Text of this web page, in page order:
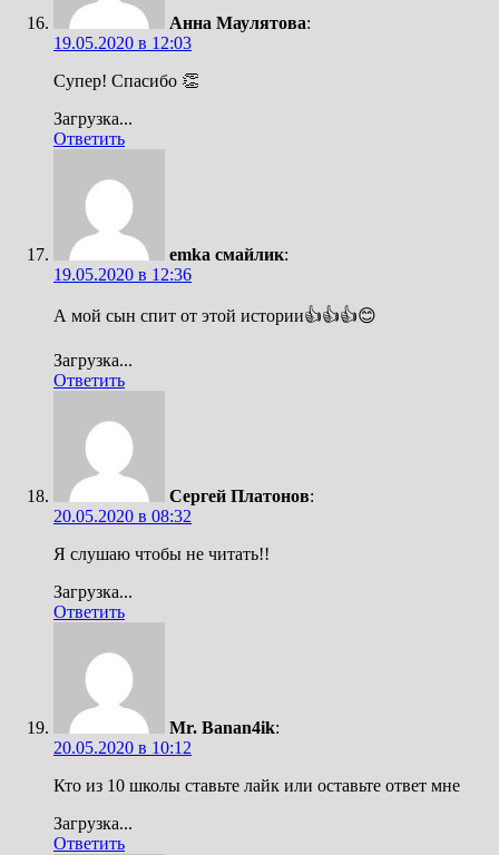
Анна Маулятова:
19.05.2020 в 12:03
Супер! Спасибо 👏
Загрузка...
Ответить
emka смайлик:
19.05.2020 в 12:36
А мой сын спит от этой истории👍👍👍😊
Загрузка...
Ответить
Сергей Платонов:
20.05.2020 в 08:32
Я слушаю чтобы не читать!!
Загрузка...
Ответить
Mr. Banan4ik:
20.05.2020 в 10:12
Кто из 10 школы ставьте лайк или оставьте ответ мне
Загрузка...
Ответить